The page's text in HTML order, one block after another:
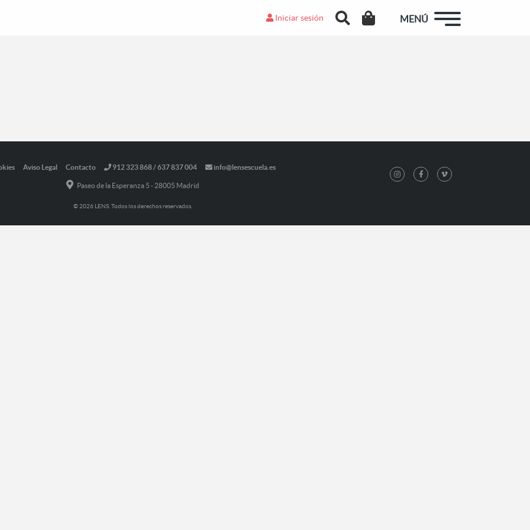
Iniciar sesión MENÚ
Aviso Legal Contacto 912 323 868 / 637 837 004 info@lensescuela.es
Paseo de la Esperanza 5 - 28005 Madrid
© 2026 LENS. Todos los derechos reservados.